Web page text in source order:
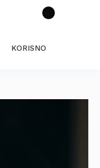
KORISNO